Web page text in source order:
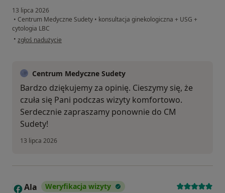
13 lipca 2026
• Centrum Medyczne Sudety • konsultacja ginekologiczna + USG +
cytologia LBC
• w opinii użytkownika Aleksandra
zgłoś nadużycie
Centrum Medyczne Sudety
Bardzo dziękujemy za opinię. Cieszymy się, że
czuła się Pani podczas wizyty komfortowo.
Serdecznie zapraszamy ponownie do CM
Sudety!
13 lipca 2026
A Ala Weryfikacja wizyty